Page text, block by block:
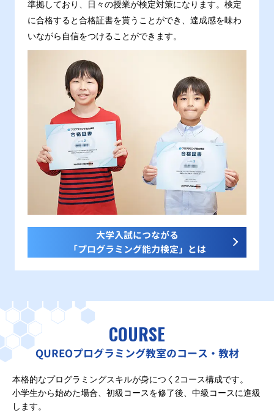
準拠しており、日々の授業が検定対策になります。検定
に合格すると合格証書を貰うことができ、達成感を味わ
いながら自信をつけることができます。
大学入試につながる
「プログラミング能力検定」とは
COURSE
QUREOプログラミング教室のコース・教材
本格的なプログラミングスキルが身につく2コース構成です。
小学生から始めた場合、初級コースを修了後、中級コースに進級
します。